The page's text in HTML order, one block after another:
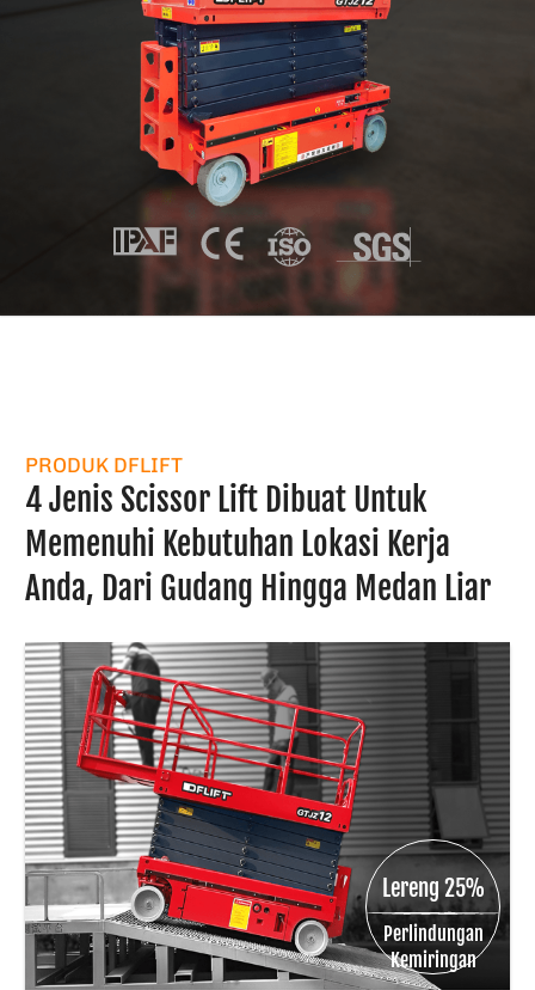
PRODUK DFLIFT
4 Jenis Scissor Lift Dibuat Untuk
Memenuhi Kebutuhan Lokasi Kerja
Anda, Dari Gudang Hingga Medan Liar
Lereng 25%
Perlindungan
Kemiringan